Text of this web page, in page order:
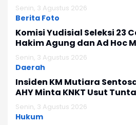
Senin, 3 Agustus 2026
Berita Foto
Komisi Yudisial Seleksi 23
Hakim Agung dan Ad Hoc
Senin, 3 Agustus 2026
Daerah
Insiden KM Mutiara
AHY Minta KNKT Usut
Senin, 3 Agustus 2026
Hukum